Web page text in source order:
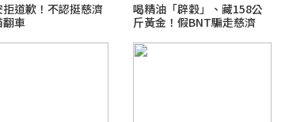
道歉！不認挺慈濟
車
喝精油「辟穀」、藏158公
斤黃金！假BNT騙走慈濟
10.6億 豪宅地下室竟挖出
乾鮑金庫